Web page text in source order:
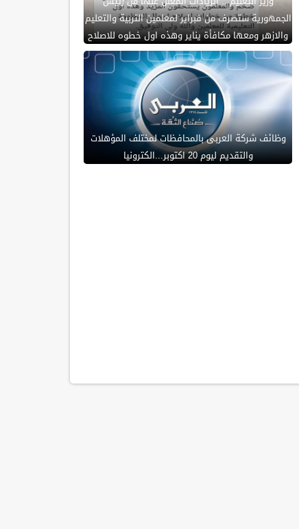
الجمهورية ستصرف من فبراير لمعلمين التربية والتعليم
والازهر ومعها مكافأة يناير وهذه اول خطوه للاصلاح
وظائف شركة العربى بالمحافظات لمختلف المؤهلات
والتقديم ليوم 20 اكتوبر...الكترونيا